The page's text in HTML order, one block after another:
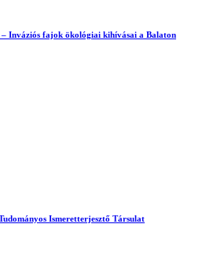
Inváziós fajok ökológiai kihívásai a Balaton
Ismeretterjesztő Társulat